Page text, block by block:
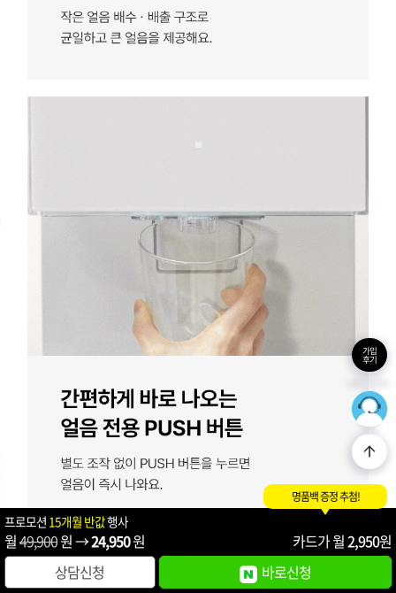
프로모션 15개월 반값행사
월49,900원 →24,950원 카드가 월2,950원
상담신청
바로신청
명품백 증정 추첨!
가입
후기
365
최적